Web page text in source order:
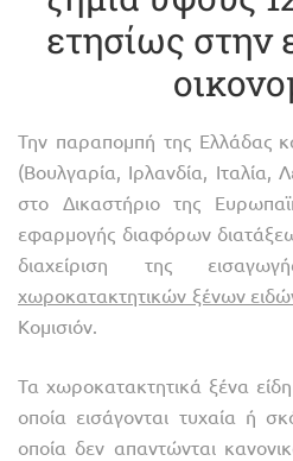
ετησίως στην
Την παραπομπή της Ελλάδας
(Βουλγαρία, Ιρλανδία, Ιταλία,
στο Δικαστήριο της
εφαρμογής διαφόρων
διαχείριση της
χωροκατακτητικών ξένων
Κομισιόν.
Τα χωροκατακτητικά ξένα
οποία εισάγονται τυχαία ή
οποία δεν απαντώνται